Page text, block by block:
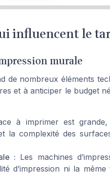
influencent le
murale
de nombreux éléments
et à anticiper le budget
à imprimer est
la complexité des
: Les machines
d’impression ni la même